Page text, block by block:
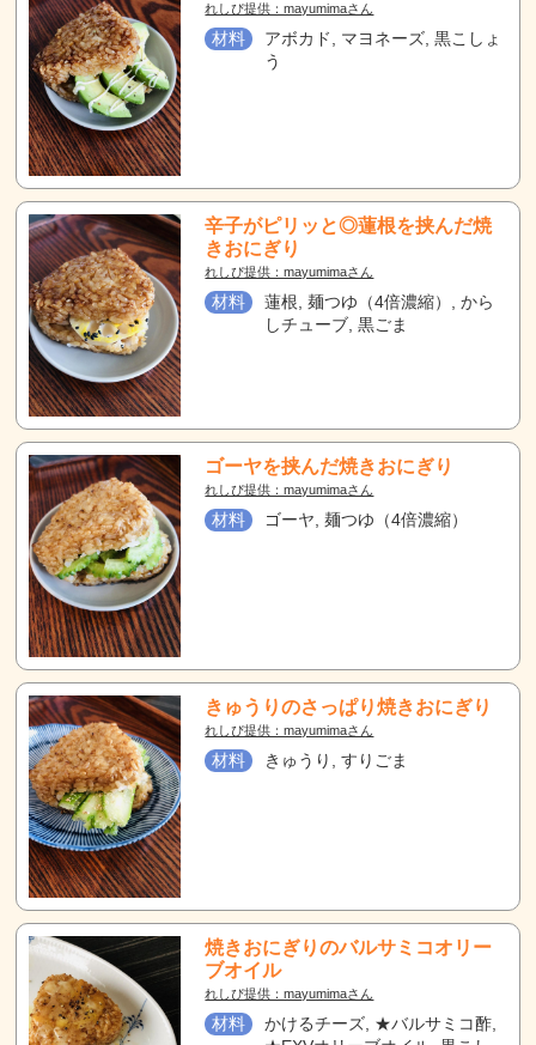
れしぴ提供：mayumimaさん
材料
アボカド, マヨネーズ, 黒こしょ
う
辛子がピリッと◎蓮根を挟んだ焼
きおにぎり
れしぴ提供：mayumimaさん
材料
蓮根, 麺つゆ（4倍濃縮）, から
しチューブ, 黒ごま
ゴーヤを挟んだ焼きおにぎり
れしぴ提供：mayumimaさん
材料 ゴーヤ, 麺つゆ（4倍濃縮）
きゅうりのさっぱり焼きおにぎり
れしぴ提供：mayumimaさん
材料 きゅうり, すりごま
焼きおにぎりのバルサミコオリー
ブオイル
れしぴ提供：mayumimaさん
材料
かけるチーズ, ★バルサミコ酢,